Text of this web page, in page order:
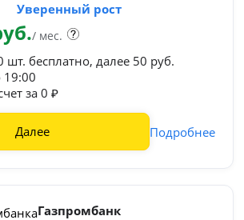
Уверенный рост
/ мес.
шт. бесплатно, далее 50 руб.
19:00
за 0 ₽
Далее Подробнее
Газпромбанк